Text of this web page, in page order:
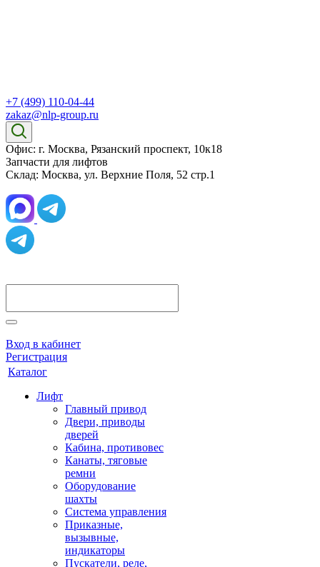
+7 (499) 110-04-44
zakaz@nlp-group.ru
Офис: г. Москва, Рязанский проспект, 10к18
Запчасти для лифтов
Склад: Москва, ул. Верхние Поля, 52 стр.1
Вход в кабинет
Регистрация
Каталог
Лифт
Главный привод
Двери, приводы
дверей
Кабина, противовес
Канаты, тяговые
ремни
Оборудование
шахты
Система управления
Приказные,
вызывные,
индикаторы
Пускатели, реле,